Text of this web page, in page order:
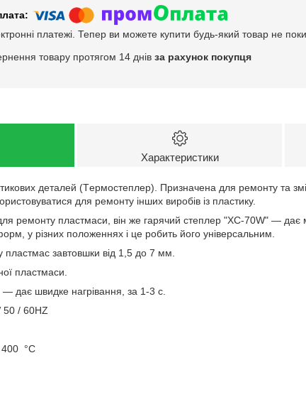
платежі. Тепер ви можете купити будь-який товар не
товару протягом 14 днів за рахунок покупця
Характеристики
деталей (Тepмоcтеплep). Призначена для ремонту та
для ремонту інших виробів із пластику.
ремонту пластмаси, він же гарячий степлер "XC-70W" — дає
у різних положеннях і це робить його універсальним.
пластмас завтовшки від 1,5 до 7 мм.
пластмаси.
дає швидке нагрівання, за 1-3 с.
50 / 60HZ
400 °C